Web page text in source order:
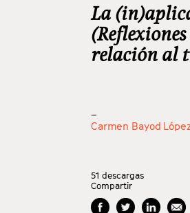
La
relación al
_
Carmen Bayod
51 descargas
Compartir